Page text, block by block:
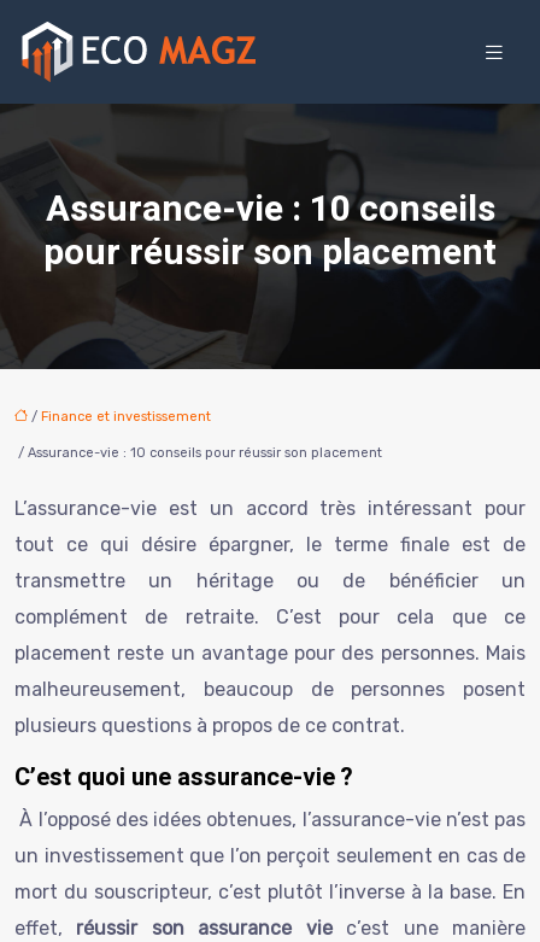
Assurance-vie : 10 conseils
pour réussir son placement
/ Finance et investissement
/ Assurance-vie : 10 conseils pour réussir son placement
L’assurance-vie est un accord très intéressant pour
tout ce qui désire épargner, le terme finale est de
transmettre un héritage ou de bénéficier un
complément de retraite. C’est pour cela que ce
placement reste un avantage pour des personnes. Mais
malheureusement, beaucoup de personnes posent
plusieurs questions à propos de ce contrat.
C’est quoi une assurance-vie ?
À l’opposé des idées obtenues, l’assurance-vie n’est pas
un investissement que l’on perçoit seulement en cas de
mort du souscripteur, c’est plutôt l’inverse à la base. En
effet, réussir son assurance viec’est une manière